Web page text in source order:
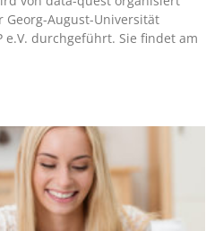
August-Universität
e.V. durchgeführt. Sie findet am